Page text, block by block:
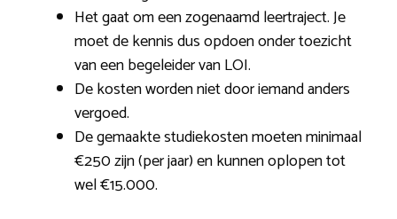
Het gaat om een zogenaamd leertraject. Je
moet de kennis dus opdoen onder toezicht
van een begeleider van LOI.
De kosten worden niet door iemand anders
vergoed.
De gemaakte studiekosten moeten minimaal
€250 zijn (per jaar) en kunnen oplopen tot
wel €15.000.